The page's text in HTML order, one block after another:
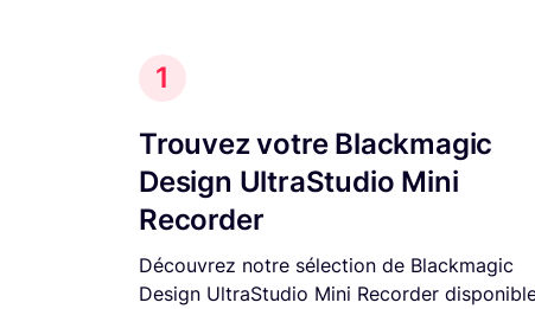
1
Trouvez votre Blackmagic
Design UltraStudio Mini
Recorder
Découvrez notre sélection de Blackmagic
Design UltraStudio Mini Recorder